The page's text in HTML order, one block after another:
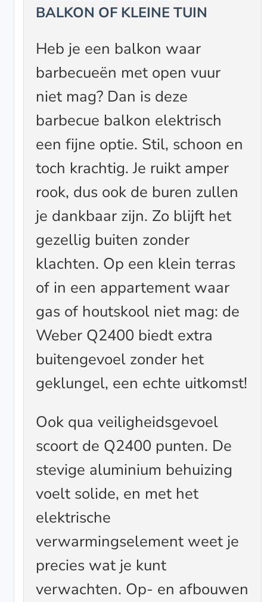
BALKON OF KLEINE TUIN
Heb je een balkon waar
barbecueën met open vuur
niet mag? Dan is deze
barbecue balkon elektrisch
een fijne optie. Stil, schoon en
toch krachtig. Je ruikt amper
rook, dus ook de buren zullen
je dankbaar zijn. Zo blijft het
gezellig buiten zonder
klachten. Op een klein terras
of in een appartement waar
gas of houtskool niet mag: de
Weber Q2400 biedt extra
buitengevoel zonder het
geklungel, een echte uitkomst!
Ook qua veiligheidsgevoel
scoort de Q2400 punten. De
stevige aluminium behuizing
voelt solide, en met het
elektrische
verwarmingselement weet je
precies wat je kunt
verwachten. Op- en afbouwen